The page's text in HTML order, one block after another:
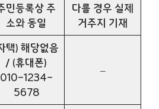
민등록상 주
소와 동일
다를 경우 실제
거주지 기재
택) 해당없음
/ (휴대폰)
010-1234-
5678
–